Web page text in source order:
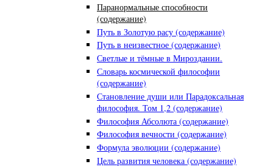
Паранормальные способности
(содержание)
Путь в Золотую расу (содержание)
Путь в неизвестное (содержание)
Светлые и тёмные в Мироздании.
Словарь космической философии
(содержание)
Становление души или Парадоксальная
философия. Том 1,2 (содержание)
Философия Абсолюта (содержание)
Философия вечности (содержание)
Формула эволюции (содержание)
Цель развития человека (содержание)